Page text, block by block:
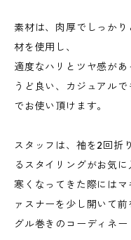
素材は、肉厚でしっか
材を使用し、
適度なハリとツヤ感が
うど良い、カジュアル
でお使い頂けます。
スタッフは、袖を2回折
るスタイリングがお気に
寒くなってきた際には
ァスナーを少し開いて
グル巻きのコーディネー